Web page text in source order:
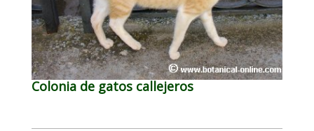
Colonia de gatos callejeros